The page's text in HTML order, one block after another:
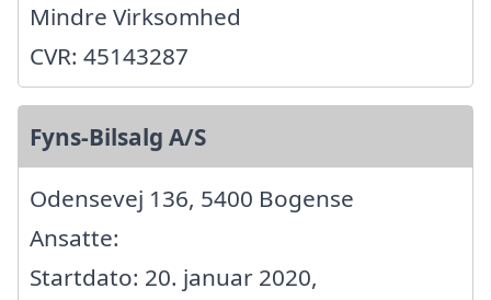
Mindre Virksomhed
CVR: 45143287
Fyns-Bilsalg A/S
Odensevej 136, 5400 Bogense
Ansatte:
Startdato: 20. januar 2020,